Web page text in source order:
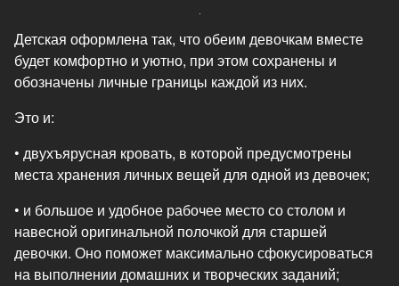
Детская оформлена так, что обеим девочкам вместе
будет комфортно и уютно, при этом сохранены и
обозначены личные границы каждой из них.
Это и:
• двухъярусная кровать, в которой предусмотрены
места хранения личных вещей для одной из девочек;
• и большое и удобное рабочее место со столом и
навесной оригинальной полочкой для старшей
девочки. Оно поможет максимально сфокусироваться
на выполнении домашних и творческих заданий;